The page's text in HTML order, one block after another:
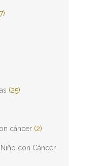
(25)
cáncer (2)
con Cáncer